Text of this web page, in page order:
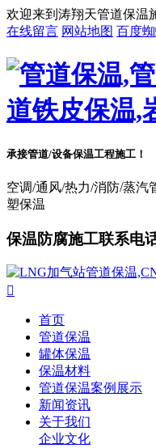
欢迎来到涛翔天管道保温
在线留言 网站地图 百度
承接管道/设备保温工程施工！
空调/通风/热力/消防/蒸汽
塑保温
保温防腐施工联系电

首页
管道保温
罐体保温
保温材料
管道保温案例展示
新闻资讯
关于我们
企业文化